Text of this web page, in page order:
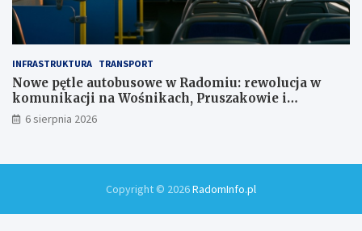
INFRASTRUKTURA TRANSPORT
Nowe pętle autobusowe w Radomiu: rewolucja w
komunikacji na Wośnikach, Pruszakowie i
Zamłyniu
6 sierpnia 2026
Copyright © 2026RadomInfo.pl